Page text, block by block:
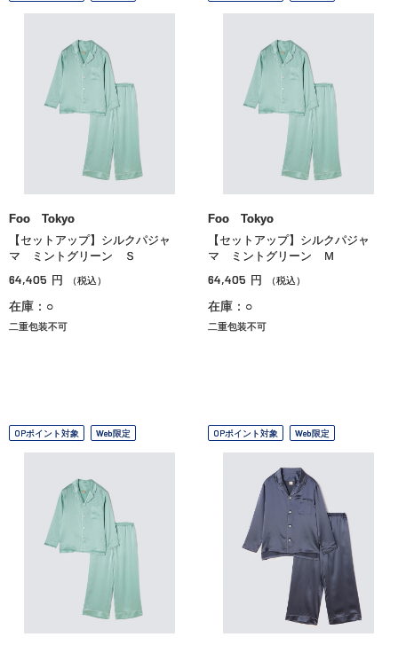
Foo Tokyo
【セットアップ】シルクパジャ
マ ミントグリーン Ｓ
64,405 円 （税込）
在庫：○
二重包装不可
Foo Tokyo
【セットアップ】シルクパジャ
マ ミントグリーン Ｍ
64,405 円 （税込）
在庫：○
二重包装不可
OPポイント対象 Web限定 OPポイント対象 Web限定